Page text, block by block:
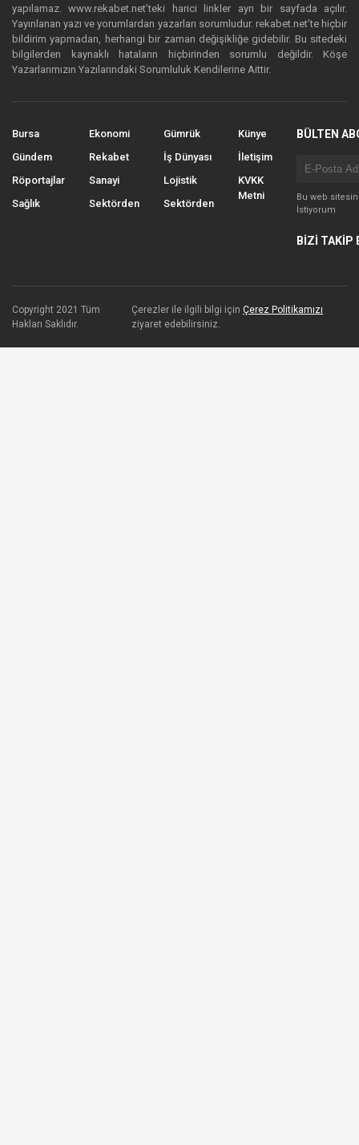
yapılamaz. www.rekabet.net’teki harici linkler ayrı bir sayfada açılır.
Yayınlanan yazı ve yorumlardan yazarları sorumludur. rekabet.net’te hiçbir
bildirim yapmadan, herhangi bir zaman değişikliğe gidebilir. Bu sitedeki
bilgilerden kaynaklı hataların hiçbirinden sorumlu değildir. Köşe
Yazarlarımızın Yazılarındaki Sorumluluk Kendilerine Aittir.
Bursa
Gündem
Röportajlar
Sağlık
Ekonomi
Rekabet
Sanayi
Sektörden
Gümrük
İş Dünyası
Lojistik
Sektörden
Künye
İletişim
KVKK
Metni
BÜLTEN
Bu web
İstiyorum
BİZİ TAKİP
Copyright 2021 Tüm
Hakları Saklıdır.
Çerezler ile ilgili bilgi içinÇerez Politikamızı
ziyaret edebilirsiniz.